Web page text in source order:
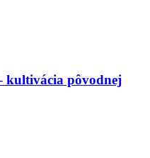
kultivácia pôvodnej